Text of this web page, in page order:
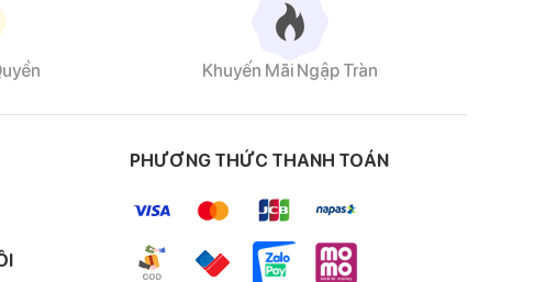
Khuyến Mãi Ngập Tràn
PHƯƠNG THỨC THANH TOÁN